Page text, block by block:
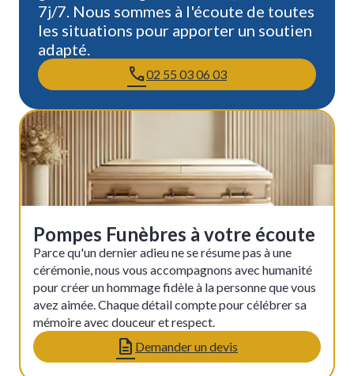
7j/7. Nous sommes à l'écoute de toutes
les situations pour apporter un soutien
adapté.
02 55 03 06 03
Pompes Funèbres à votre écoute
Parce qu'un dernier adieu ne se résume pas à une
cérémonie, nous vous accompagnons avec humanité
pour créer un hommage fidèle à la personne que vous
avez aimée. Chaque détail compte pour célébrer sa
mémoire avec douceur et respect.
Demander un devis